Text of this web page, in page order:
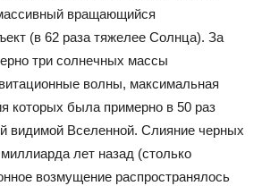
вращающийся
(в 62 раза тяжелее Солнца). За
три солнечных массы
волны, максимальная
которых была примерно в 50 раз
видимой Вселенной. Слияние черных
лет назад (столько
возмущение распространялось